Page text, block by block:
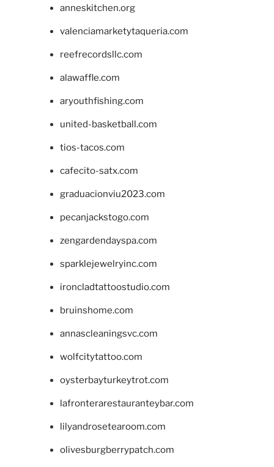
anneskitchen.org
valenciamarketytaqueria.com
reefrecordsllc.com
alawaffle.com
aryouthfishing.com
united-basketball.com
tios-tacos.com
cafecito-satx.com
graduacionviu2023.com
pecanjackstogo.com
zengardendayspa.com
sparklejewelryinc.com
ironcladtattoostudio.com
bruinshome.com
annascleaningsvc.com
wolfcitytattoo.com
oysterbayturkeytrot.com
lafronterarestauranteybar.com
lilyandrosetearoom.com
olivesburgberrypatch.com